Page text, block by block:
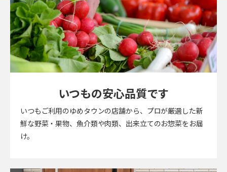
いつもの安心品質です
いつもご利用のゆめタウンの店舗から、プロが厳選した新
鮮な野菜・果物、魚介類や肉類、出来立てのお惣菜をお届
け。